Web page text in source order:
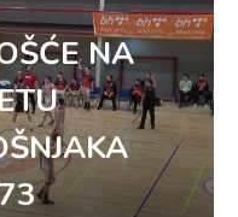
NA